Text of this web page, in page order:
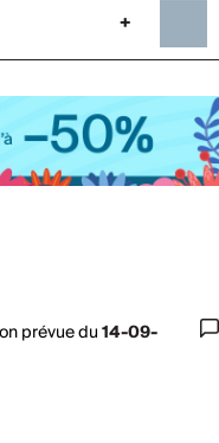
+
prévue du14-09-